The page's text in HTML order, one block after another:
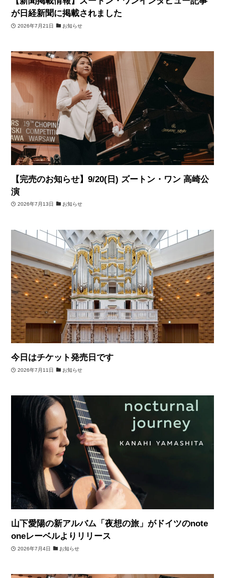
が日経新聞に掲載されました
2026年7月21日 お知らせ
【完売のお知らせ】9/20(日) ズートン・ワン 高崎公
演
2026年7月13日 お知らせ
今日はチケット発売日です
2026年7月11日 お知らせ
山下愛陽の新アルバム「夜想の旅」がドイツのnote
oneレーベルよりリリース
2026年7月4日 お知らせ